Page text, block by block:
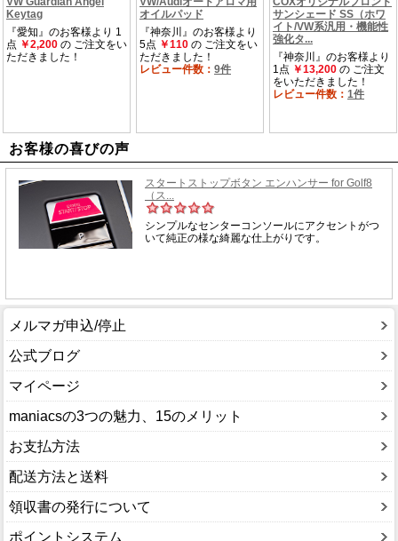
お客様の喜びの声
メルマガ申込/停止
公式ブログ
マイページ
maniacsの3つの魅力、15のメリット
お支払方法
配送方法と送料
領収書の発行について
ポイントシステム